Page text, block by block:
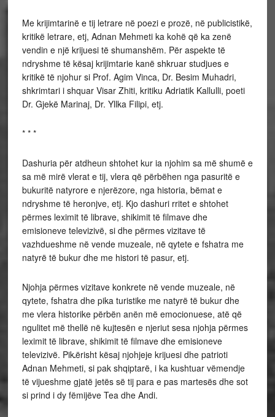
Me krijimtarinë e tij letrare në poezi e prozë, në publicistikë,
kritikë letrare, etj, Adnan Mehmeti ka kohë që ka zenë
vendin e një krijuesi të shumanshëm. Për aspekte të
ndryshme të kësaj krijimtarie kanë shkruar studjues e
kritikë të njohur si Prof. Agim Vinca, Dr. Besim Muhadri,
shkrimtari i shquar Visar Zhiti, kritiku Adriatik Kallulli, poeti
Dr. Gjekë Marinaj, Dr. Yllka Filipi, etj.
* * *
Dashuria për atdheun shtohet kur ia njohim sa më shumë e
sa më mirë vlerat e tij, vlera që përbëhen nga pasuritë e
bukuritë natyrore e njerëzore, nga historia, bëmat e
ndryshme të heronjve, etj. Kjo dashuri rritet e shtohet
përmes leximit të librave, shikimit të filmave dhe
emisioneve televizivë, si dhe përmes vizitave të
vazhdueshme në vende muzeale, në qytete e fshatra me
natyrë të bukur dhe me histori të pasur, etj.
Njohja përmes vizitave konkrete në vende muzeale, në
qytete, fshatra dhe pika turistike me natyrë të bukur dhe
me vlera historike përbën anën më emocionuese, atë që
ngulitet më thellë në kujtesën e njeriut sesa njohja përmes
leximit të librave, shikimit të filmave dhe emisioneve
televizivë. Pikërisht kësaj njohjeje krijuesi dhe patrioti
Adnan Mehmeti, si pak shqiptarë, i ka kushtuar vëmendje
të vijueshme gjatë jetës së tij para e pas martesës dhe sot
si prind i dy fëmijëve Tea dhe Andi.